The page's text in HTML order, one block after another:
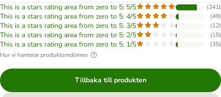
This is a stars rating area from zero to 5: 5/5 (341)
This is a stars rating area from zero to 5: 4/5 (49)
This is a stars rating area from zero to 5: 3/5 (12)
This is a stars rating area from zero to 5: 2/5 (15)
This is a stars rating area from zero to 5: 1/5 (35)
Hur vi hanterar produktomdömen
Tillbaka till produkten